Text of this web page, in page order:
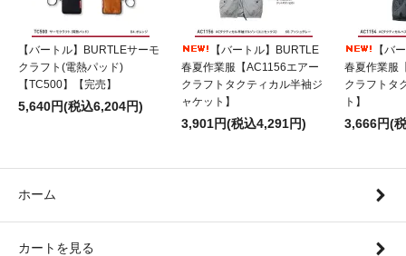
【バートル】BURTLEサーモ
クラフト(電熱パッド)
【TC500】【完売】
5,640円(税込6,204円)
【バートル】BURTLE
春夏作業服【AC1156エアー
クラフトタクティカル半袖ジ
ャケット】
3,901円(税込4,291円)
【バ
春夏作業服
クラフトタ
ト】
3,666円(
ホーム
カートを見る